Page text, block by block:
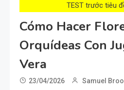
TEST trước tiêu
Cómo Hacer
Orquídeas Con
Vera
23/04/2026 Samuel